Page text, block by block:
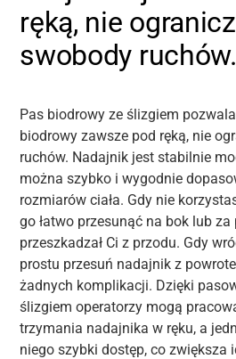
ręką, nie
swobody ruchów.
Pas biodrowy ze ślizgiem
biodrowy zawsze pod ręką, nie
ruchów. Nadajnik jest stabilnie
można szybko i wygodnie
rozmiarów ciała. Gdy nie
go łatwo przesunąć na bok lub za
przeszkadzał Ci z przodu. Gdy
prostu przesuń nadajnik z
żadnych komplikacji. Dzięki
ślizgiem operatorzy mogą
trzymania nadajnika w ręku, a
niego szybki dostęp, co zwiększa